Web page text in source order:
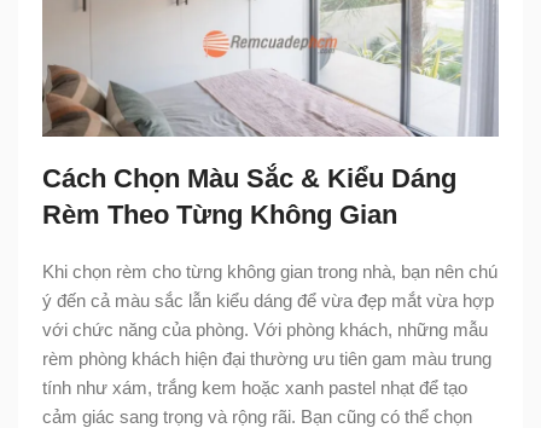
Cách Chọn Màu Sắc & Kiểu Dáng
Rèm Theo Từng Không Gian
Khi chọn rèm cho từng không gian trong nhà, bạn nên chú
ý đến cả màu sắc lẫn kiểu dáng để vừa đẹp mắt vừa hợp
với chức năng của phòng. Với phòng khách, những mẫu
rèm phòng khách hiện đại thường ưu tiên gam màu trung
tính như xám, trắng kem hoặc xanh pastel nhạt để tạo
cảm giác sang trọng và rộng rãi. Bạn cũng có thể chọn